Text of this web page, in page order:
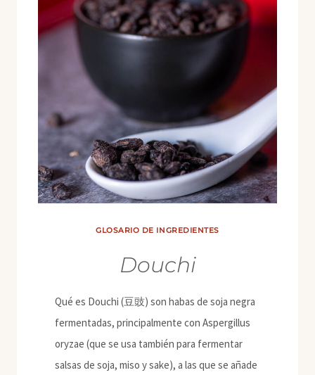
GLOSARIO DE INGREDIENTES
Douchi
Qué es Douchi (豆豉) son habas de soja negra
fermentadas, principalmente con Aspergillus
oryzae (que se usa también para fermentar
salsas de soja, miso y sake), a las que se añade